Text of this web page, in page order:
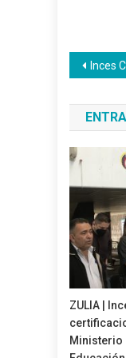
de
Inces Carabobo formará y
ZULIA |
Ministerio